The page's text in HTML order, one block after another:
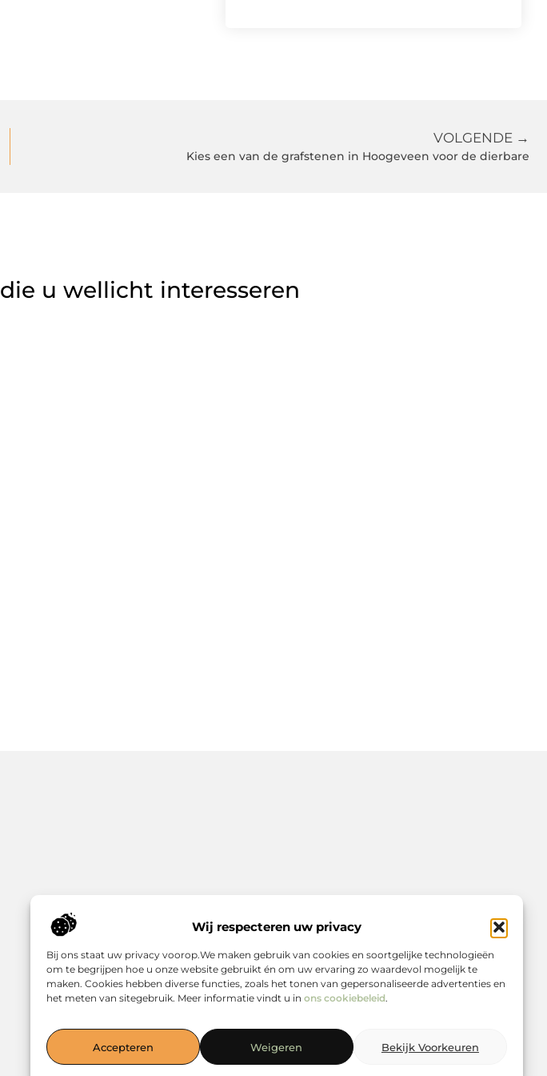
Wij respecteren uw privacy
Bij ons staat uw privacy voorop.We maken gebruik van cookies en soortgelijke technologieën
om te begrijpen hoe u onze website gebruikt én om uw ervaring zo waardevol mogelijk te
maken. Cookies hebben diverse functies, zoals het tonen van gepersonaliseerde advertenties en
het meten van sitegebruik. Meer informatie vindt u in ons cookiebeleid.
Accepteren Weigeren Bekijk Voorkeuren
VOLGENDE →
Kies een van de grafstenen in Hoogeveen voor de dierbare
die u wellicht interesseren